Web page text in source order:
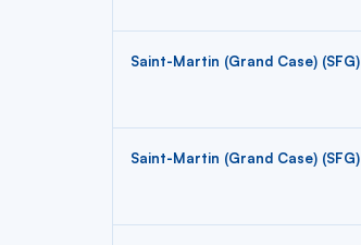
Saint-Martin (Grand Case) (SFG)
Saint-Martin (Grand Case) (SFG)